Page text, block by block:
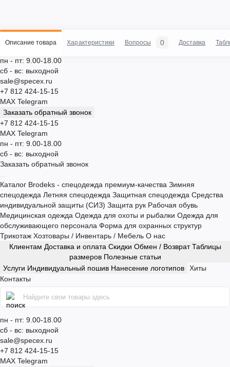
пн - пт: 9.00-18.00
сб - вс: выходной
sale@specex.ru
+7 812 424-15-15
MAX Telegram
Заказать обратный звонок
+7 812 424-15-15
MAX Telegram
пн - пт: 9.00-18.00
сб - вс: выходной
Заказать обратный звонок
Каталог Brodeks - спецодежда премиум-качества Зимняя
спецодежда Летняя спецодежда Защитная спецодежда Средства
индивидуальной защиты (СИЗ) Защита рук Рабочая обувь
Медицинская одежда Одежда для охоты и рыбалки Одежда для
обслуживающего персонала Форма для охранных структур
Трикотаж Хозтовары / Инвентарь / Мебель О нас
Клиентам Доставка и оплата Скидки Обмен / ВозвратТаблицы
размеров Полезные статьи
Услуги Индивидуальный пошив Нанесение логотипов
Хиты
Контакты
пн - пт: 9.00-18.00
сб - вс: выходной
sale@specex.ru
+7 812 424-15-15
MAX Telegram
Описание товара Характеристики Вопросы 0 Доставка